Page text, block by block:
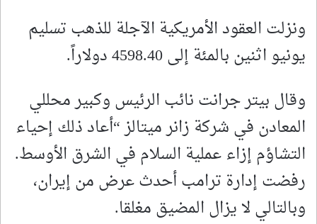
ونزلت العقود الأمريكية الآجلة للذهب تسليم
يونيو اثنين بالمئة إلى 4598.40 دولاراً.
وقال بيتر جرانت نائب الرئيس وكبير محللي
المعادن في شركة زانر ميتالز “أعاد ذلك إحياء
التشاؤم إزاء عملية السلام في الشرق الأوسط.
رفضت إدارة ‌ترامب أحدث عرض من إيران،
وبالتالي لا يزال المضيق مغلقا.